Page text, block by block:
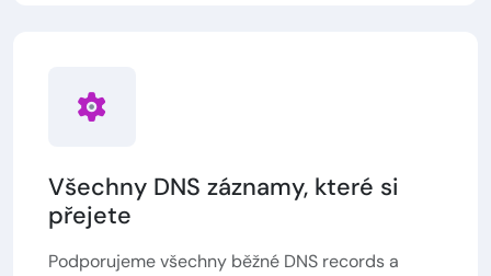
Všechny DNS záznamy, které si
přejete
Podporujeme všechny běžné DNS records a